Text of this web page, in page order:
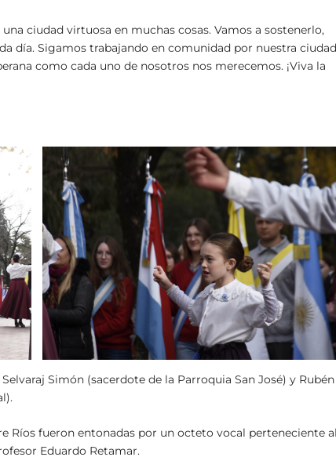
ciudad virtuosa en muchas cosas. Vamos a sostenerlo,
día. Sigamos trabajando en comunidad por nuestra
como cada uno de nosotros nos merecemos. ¡Viva la
Simón (sacerdote de la Parroquia San José) y Rubén
Ríos fueron entonadas por un octeto vocal perteneciente
Eduardo Retamar.